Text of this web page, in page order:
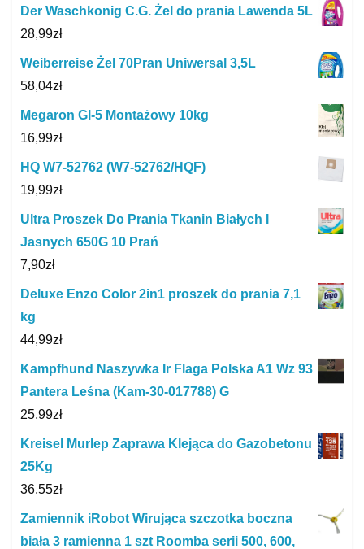
Der Waschkonig C.G. Żel do prania Lawenda 5L
28,99zł
Weiberreise Żel 70Pran Uniwersal 3,5L
58,04zł
Megaron Gl-5 Montażowy 10kg
16,99zł
HQ W7-52762 (W7-52762/HQF)
19,99zł
Ultra Proszek Do Prania Tkanin Białych I
Jasnych 650G 10 Prań
7,90zł
Deluxe Enzo Color 2in1 proszek do prania 7,1
kg
44,99zł
Kampfhund Naszywka Ir Flaga Polska A1 Wz 93
Pantera Leśna (Kam-30-017788) G
25,99zł
Kreisel Murlep Zaprawa Klejąca do Gazobetonu
25Kg
36,55zł
Zamiennik iRobot Wirująca szczotka boczna
biała 3 ramienna 1 szt Roomba serii 500, 600,